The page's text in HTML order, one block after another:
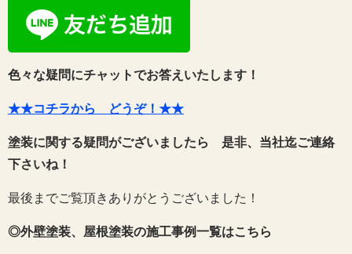
色々な疑問にチャットでお答えいたします！
★★コチラから どうぞ！★★
塗装に関する疑問がございましたら 是非、当社迄ご連絡
下さいね！
最後までご覧頂きありがとうございました！
◎外壁塗装、屋根塗装の施工事例一覧はこちら